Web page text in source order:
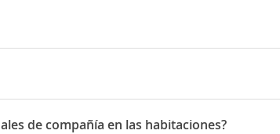
3, número 2
de compañía en las habitaciones?